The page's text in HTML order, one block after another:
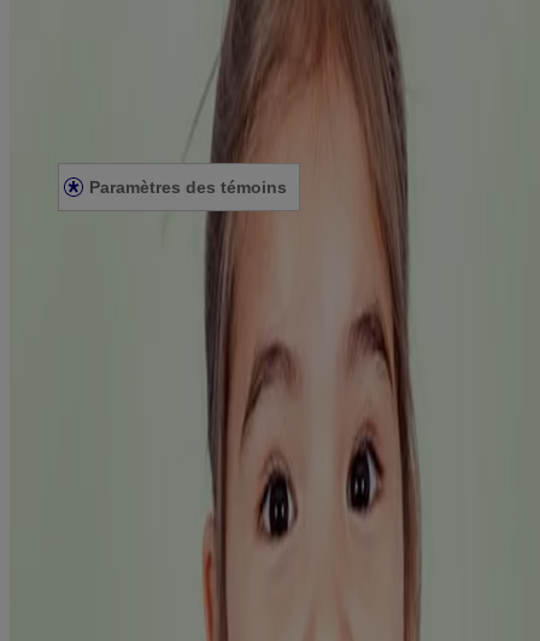
Conditions générales
Énoncé de confidentialité
Énoncé sur l’accessibilité
Paramètres des témoins
© Kenvue Canada Inc. 2025. Tous droits réservés. Ce site Web est
destiné aux visiteurs du Canada. Les marques de tiers utilisées ici
Assurez-vous que ce produit vous convient. Lisez et respectez